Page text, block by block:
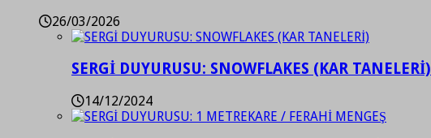
26/03/2026
SERGİ DUYURUSU: SNOWFLAKES (KAR TANELERİ)
14/12/2024